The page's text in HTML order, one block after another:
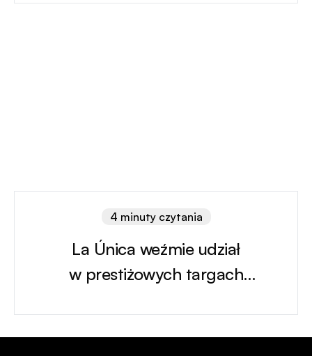
4 minuty czytania
La Única weźmie udział
w prestiżowych targach